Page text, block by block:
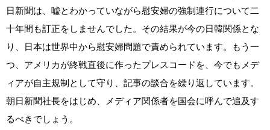
日新聞は、嘘とわかっていながら慰安婦の強制連行について二
十年間も訂正をしませんでした。その結果が今の日韓関係とな
り、日本は世界中から慰安婦問題で責められています。もう一
つ、アメリカが終戦直後に作ったプレスコードを、今でもメデ
ィアが自主規制として守り、記事の談合を繰り返しています。
朝日新聞社長をはじめ、メディア関係者を国会に呼んで追及す
るべきでしょう。